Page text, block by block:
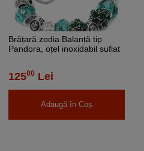
Brățară zodia Balanță tip
Pandora, oțel inoxidabil suflat
12500 Lei
Adaugă în Coș